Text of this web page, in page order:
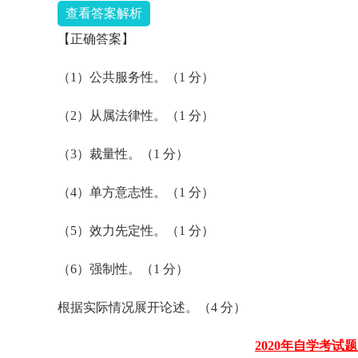
查看答案解析
【正确答案】
（1）公共服务性。（1 分）
（2）从属法律性。（1 分）
（3）裁量性。（1 分）
（4）单方意志性。（1 分）
（5）效力先定性。（1 分）
（6）强制性。（1 分）
根据实际情况展开论述。（4 分）
2020年自学考试